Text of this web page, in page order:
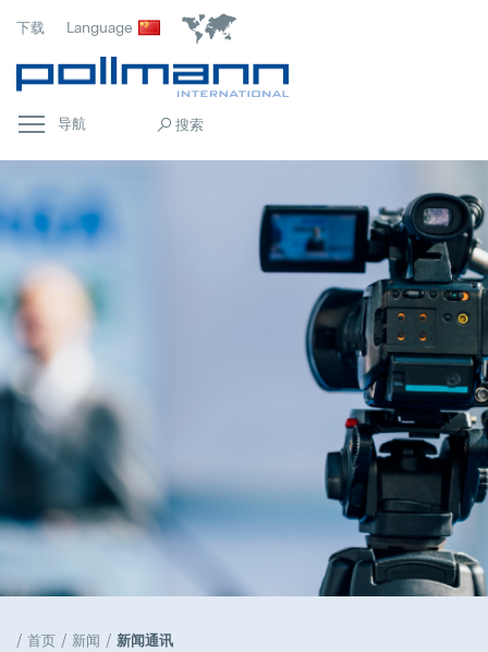
下载 Language
导航
首页 新闻 新闻通讯